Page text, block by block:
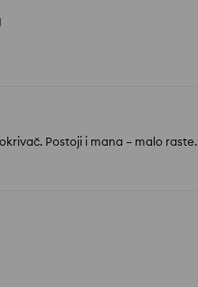
Postoji i mana – malo raste.